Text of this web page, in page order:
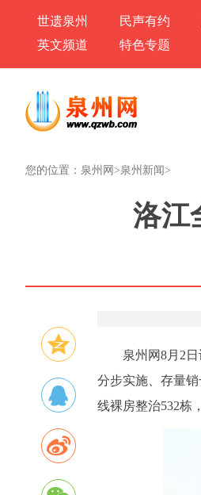
世遗泉州 民声有约
英文频道
特色专题
您的位置： 泉州网 >泉州新闻>
洛江
泉州网8月2
分步实施、存量
线裸房整治532栋